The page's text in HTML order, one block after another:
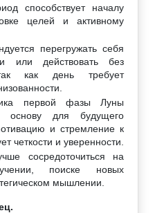
способствует началу
целей и активному
перегружать себя
или действовать без
как день требует
первой фазы Луны
основу для будущего
и стремление к
четкости и уверенности.
сосредоточиться на
поиске новых
мышлении.